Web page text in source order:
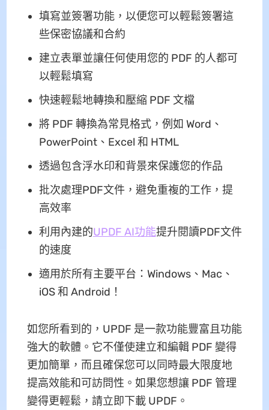
填寫並簽署功能，以便您可以輕鬆簽署這
些保密協議和合約
建立表單並讓任何使用您的 PDF 的人都可
以輕鬆填寫
快速輕鬆地轉換和壓縮 PDF 文檔
將 PDF 轉換為常見格式，例如 Word、
PowerPoint、Excel 和 HTML
透過包含浮水印和背景來保護您的作品
批次處理PDF文件，避免重複的工作，提
高效率
利用內建的UPDF AI功能提升閱讀PDF文件
的速度
適用於所有主要平台：Windows、Mac、
iOS 和 Android！
如您所看到的，UPDF 是一款功能豐富且功能
強大的軟體。它不僅使建立和編輯 PDF 變得
更加簡單，而且確保您可以同時最大限度地
提高效能和可訪問性。如果您想讓 PDF 管理
變得更輕鬆，請立即下載 UPDF。